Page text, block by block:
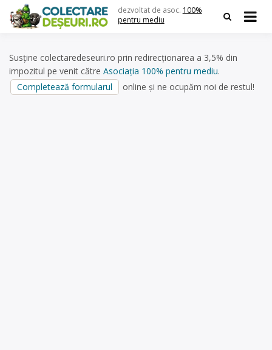
content
dezvoltat de asoc. 100%
pentru mediu
Susține colectaredeseuri.ro prin redirecționarea a 3,5% din
impozitul pe venit către Asociația 100% pentru mediu.
Completează formularul
online și ne ocupăm noi de restul!